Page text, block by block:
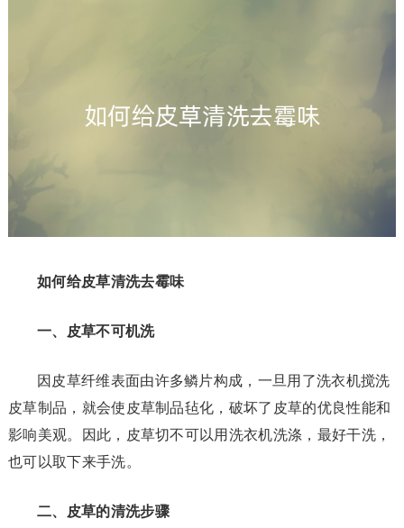
如何给皮草清洗去霉味
一、皮草不可机洗
因皮草纤维表面由许多鳞片构成，一旦用了洗衣机搅洗
皮草制品，就会使皮草制品毡化，破坏了皮草的优良性能和
影响美观。因此，皮草切不可以用洗衣机洗涤，最好干洗，
也可以取下来手洗。
二、皮草的清洗步骤